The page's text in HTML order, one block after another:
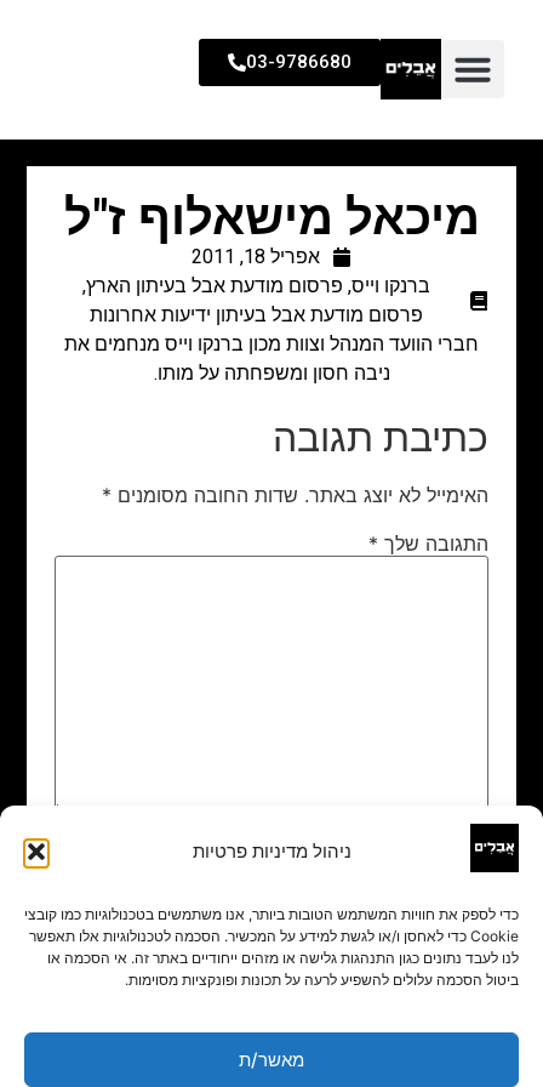
ניהול מדיניות פרטיות
כדי לספק את חוויות המשתמש הטובות ביותר, אנו משתמשים בטכנולוגיות כמו קובצי
Cookie כדי לאחסן ו/או לגשת למידע על המכשיר. הסכמה לטכנולוגיות אלו תאפשר
לנו לעבד נתונים כגון התנהגות גלישה או מזהים ייחודיים באתר זה. אי הסכמה או
ביטול הסכמה עלולים להשפיע לרעה על תכונות ופונקציות מסוימות.
מאשר/ת
03-9786680
מיכאל מישאלוף ז"ל
אפריל 18, 2011
ברנקו וייס, פרסום מודעת אבל בעיתון הארץ,
פרסום מודעת אבל בעיתון ידיעות אחרונות
חברי הוועד המנהל וצוות מכון ברנקו וייס מנחמים את
ניבה חסון ומשפחתה על מותו.
כתיבת תגובה
האימייל לא יוצג באתר. שדות החובה מסומנים *
התגובה שלך *
שם
אימייל*